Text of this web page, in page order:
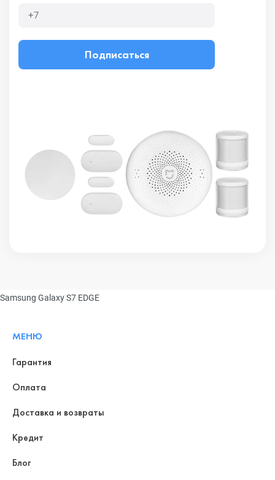
Подписаться
Samsung Galaxy S7 EDGE
МЕНЮ
Гарантия
Оплата
Доставка и возвраты
Кредит
Блог